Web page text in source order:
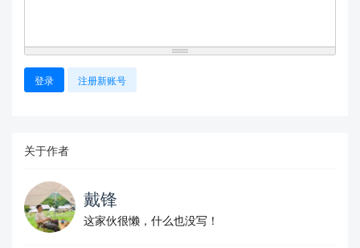
登录 注册新账号
关于作者
戴锋
这家伙很懒，什么也没写！